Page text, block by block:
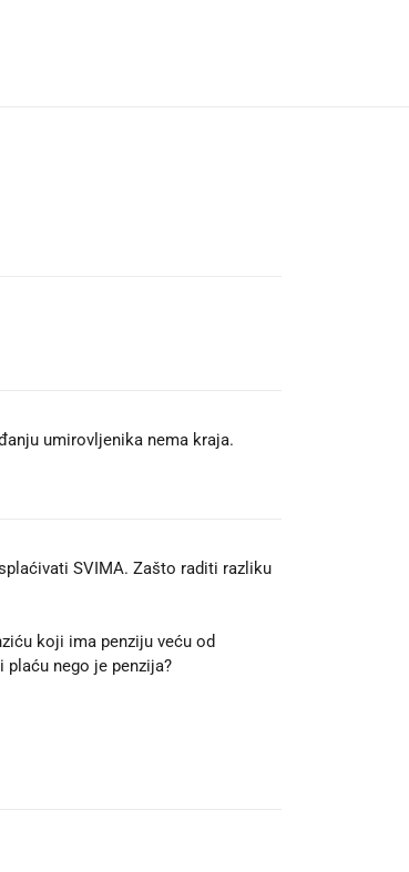
umirovljenika nema kraja.
SVIMA. Zašto raditi razliku
koji ima penziju veću od
nego je penzija?